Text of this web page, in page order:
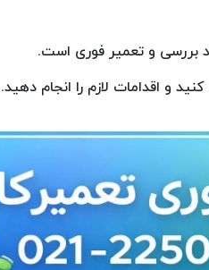
بررسی و تعمیر فوری است.
و اقدامات لازم را انجام دهید.